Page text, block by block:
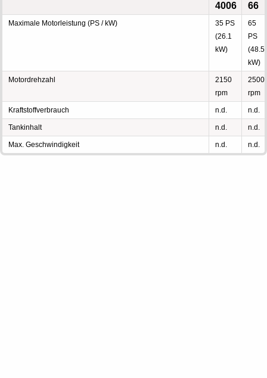
4006
66
Maximale Motorleistung (PS / kW)
35 PS
(26.1
kW)
65
PS
(48.5
kW)
Motordrehzahl
2150
rpm
2500
rpm
Kraftstoffverbrauch n.d. n.d.
Tankinhalt n.d. n.d.
Max. Geschwindigkeit n.d. n.d.